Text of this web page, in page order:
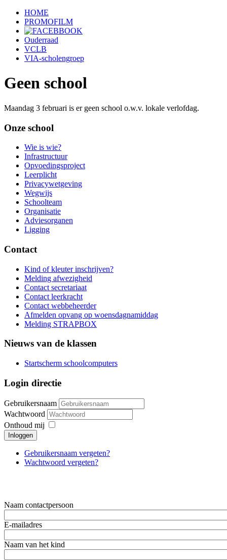
HOME
PROMOFILM
Ouderraad
VCLB
VIA-scholengroep
Geen school
Maandag 3 februari is er geen school o.w.v. lokale verlofdag.
Onze school
Wie is wie?
Infrastructuur
Opvoedingsproject
Leerplicht
Privacywetgeving
Wegwijs
Schoolteam
Organisatie
Adviesorganen
Ligging
Contact
Kind of kleuter inschrijven?
Melding afwezigheid
Contact secretariaat
Contact leerkracht
Contact webbeheerder
Afmelden opvang op woensdagnamiddag
Melding STRAPBOX
Nieuws van de klassen
Startscherm schoolcomputers
Login directie
Gebruikersnaam
Wachtwoord
Onthoud mij
Inloggen
Gebruikersnaam vergeten?
Wachtwoord vergeten?
Naam contactpersoon
E-mailadres
Naam van het kind